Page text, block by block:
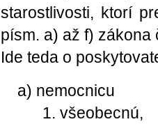
starostlivosti, ktorí
písm. a) až f) zákona
Ide teda o
a) nemocnicu
1. všeobecnú,